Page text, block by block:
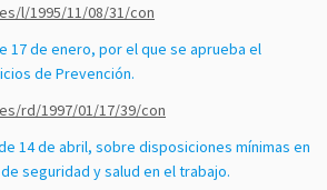
l/1995/11/08/31/con
17 de enero, por el que se aprueba el
de Prevención.
rd/1997/01/17/39/con
14 de abril, sobre disposiciones mínimas en
seguridad y salud en el trabajo.